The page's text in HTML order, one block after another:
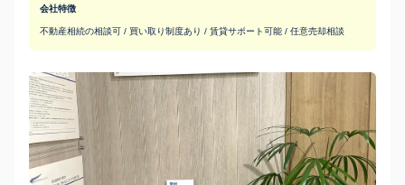
会社特徴
不動産相続の相談可 / 買い取り制度あり / 賃貸サポート可能 / 任意売却相談